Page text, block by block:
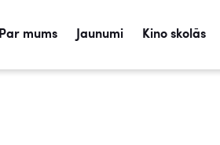
Par mums Jaunumi Kino skolās